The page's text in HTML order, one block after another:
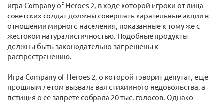
игра Company of Heroes 2, в ходе которой игроки от лица
советских солдат должны совершать карательные акции в
отношении мирного населения, показанные к тому же с
жестокой натуралистичностью. Подобные продукты
должны быть законодательно запрещены к
распространению.
Игра Company of Heroes 2, о которой говорит депутат, еще
прошлым летом вызвала вал стихийного недовольства, а
петиция о ее запрете собрала 20 тыс. голосов. Однако